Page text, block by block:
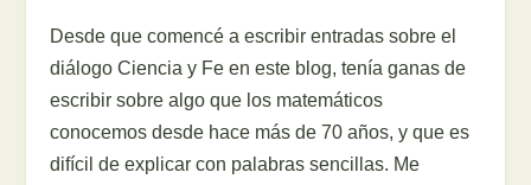
Desde que comencé a escribir entradas sobre el
diálogo Ciencia y Fe en este blog, tenía ganas de
escribir sobre algo que los matemáticos
conocemos desde hace más de 70 años, y que es
difícil de explicar con palabras sencillas. Me